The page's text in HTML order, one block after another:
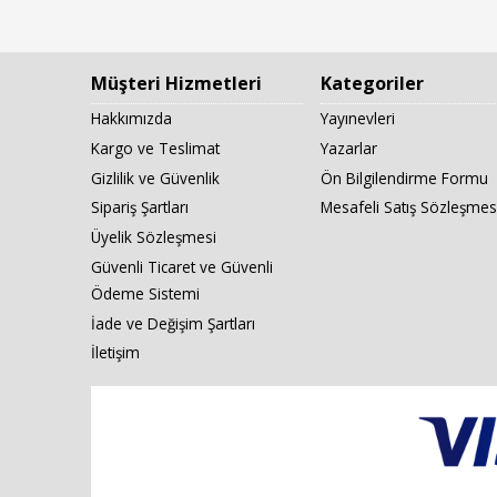
Müşteri Hizmetleri
Hakkımızda
Kargo ve Teslimat
Gizlilik ve Güvenlik
Sipariş Şartları
Üyelik Sözleşmesi
Güvenli Ticaret ve Güvenli
Ödeme Sistemi
İade ve Değişim Şartları
İletişim
Kategoriler
Yayınevleri
Yazarlar
Ön Bilgilendirme Formu
Mesafeli Satış